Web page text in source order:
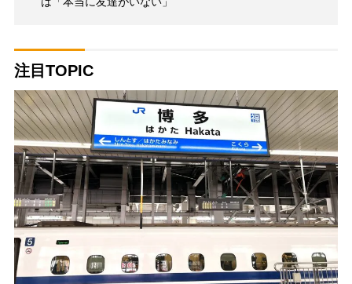
注目TOPIC